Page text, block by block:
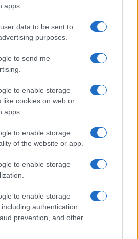
apps.
data to be sent to
purposes.
to send me
to enable storage
like cookies on web or
apps.
to enable storage
of the website or app.
to enable storage
to enable storage
authentication
prevention, and other